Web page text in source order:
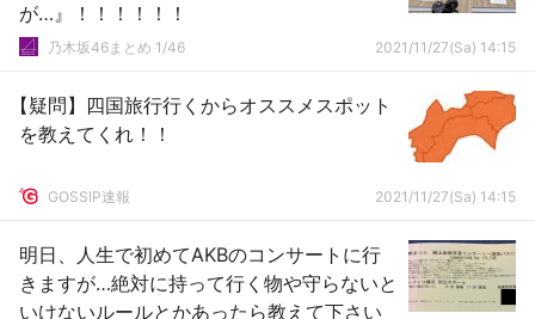
が…』！！！！！！
乃木坂46まとめ 1/46 2021/11/27(Sa) 14:15
【疑問】四国旅行行くからオススメスポット
を教えてくれ！！
GOSSIP速報 2021/11/27(Sa) 14:15
明日、人生で初めてAKBのコンサートに行
きますが…絶対に持って行く物や守らないと
いけないルールとかあったら教えて下さい